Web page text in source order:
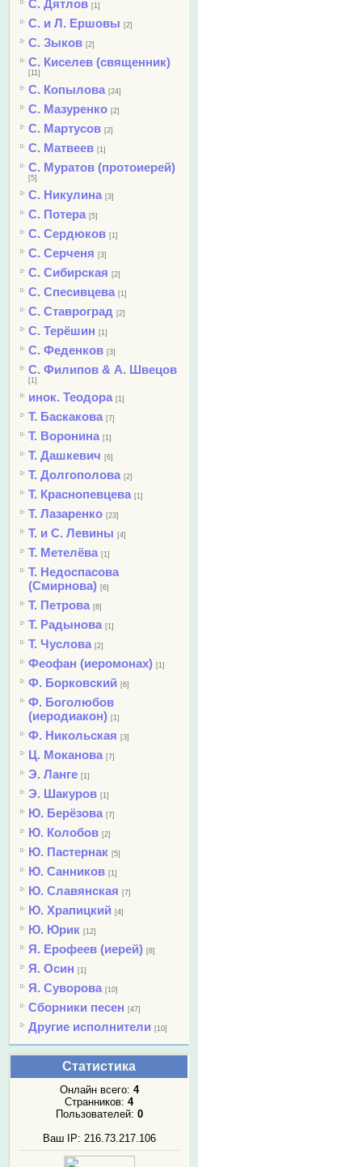
С. Дятлов [1]
С. и Л. Ершовы [2]
С. Зыков [2]
С. Киселев (священник)
[11]
С. Копылова [24]
С. Мазуренко [2]
С. Мартусов [2]
С. Матвеев [1]
С. Муратов (протоиерей)
[5]
С. Никулина [3]
С. Потера [5]
С. Сердюков [1]
С. Серченя [3]
С. Сибирская [2]
С. Спесивцева [1]
С. Ставроград [2]
С. Терёшин [1]
С. Феденков [3]
С. Филипов & А. Швецов
[1]
инок. Теодора [1]
Т. Баскакова [7]
Т. Воронина [1]
Т. Дашкевич [6]
Т. Долгополова [2]
Т. Краснопевцева [1]
Т. Лазаренко [23]
Т. и С. Левины [4]
Т. Метелёва [1]
Т. Недоспасова
(Смирнова) [6]
Т. Петрова [8]
Т. Радынова [1]
Т. Чуслова [2]
Феофан (иеромонах) [1]
Ф. Борковский [6]
Ф. Боголюбов
(иеродиакон) [1]
Ф. Никольская [3]
Ц. Моканова [7]
Э. Ланге [1]
Э. Шакуров [1]
Ю. Берёзова [7]
Ю. Колобов [2]
Ю. Пастернак [5]
Ю. Санников [1]
Ю. Славянская [7]
Ю. Храпицкий [4]
Ю. Юрик [12]
Я. Ерофеев (иерей) [8]
Я. Осин [1]
Я. Суворова [10]
Сборники песен [47]
Другие исполнители [10]
Статистика
Онлайн всего: 4
Странников: 4
Пользователей: 0
Ваш IP: 216.73.217.106